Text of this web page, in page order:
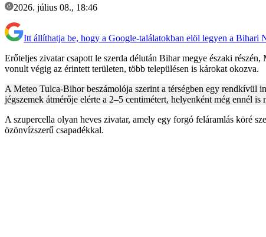
2026. július 08., 18:46
Itt állíthatja be, hogy a Google-találatokban elöl legyen a Bihari
Erőteljes zivatar csapott le szerda délután Bihar megye északi
vonult végig az érintett területen, több településen is károkat okozva.
A Meteo Tulca-Bihor beszámolója szerint a térségben egy rendkívül
jégszemek átmérője elérte a 2–5 centimétert, helyenként még ennél
A szupercella olyan heves zivatar, amely egy forgó feláramlás köré
özönvízszerű csapadékkal.